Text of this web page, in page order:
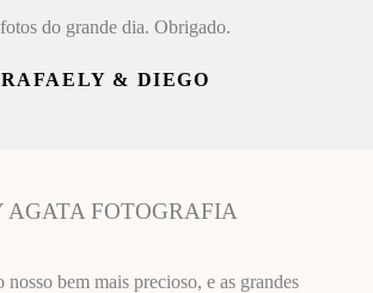
do grande dia. Obrigado.
RAFAELY & DIEGO
AGATA FOTOGRAFIA
nosso bem mais precioso, e as grandes